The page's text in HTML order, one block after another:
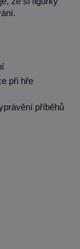
při hře
příběhů